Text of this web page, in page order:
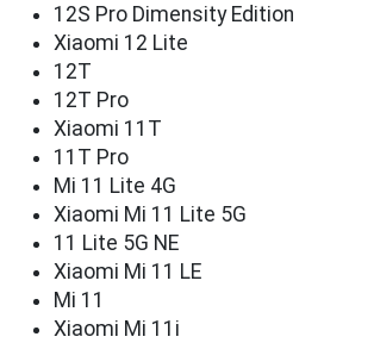
12S Pro Dimensity Edition
Xiaomi 12 Lite
12T
12T Pro
Xiaomi 11T
11T Pro
Mi 11 Lite 4G
Xiaomi Mi 11 Lite 5G
11 Lite 5G NE
Xiaomi Mi 11 LE
Mi 11
Xiaomi Mi 11i